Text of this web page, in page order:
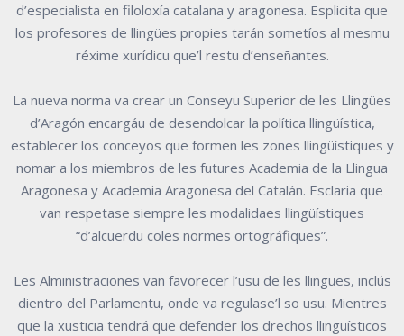
d’especialista en filoloxía catalana y aragonesa. Esplicita que
los profesores de llingües propies tarán sometíos al mesmu
réxime xurídicu que’l restu d’enseñantes.
La nueva norma va crear un Conseyu Superior de les Llingües
d’Aragón encargáu de desendolcar la política llingüística,
establecer los conceyos que formen les zones llingüístiques y
nomar a los miembros de les futures Academia de la Llingua
Aragonesa y Academia Aragonesa del Catalán. Esclaria que
van respetase siempre les modalidaes llingüístiques
“d’alcuerdu coles normes ortográfiques”.
Les Alministraciones van favorecer l’usu de les llingües, inclús
dientro del Parlamentu, onde va regulase’l so usu. Mientres
que la xusticia tendrá que defender los drechos llingüísticos